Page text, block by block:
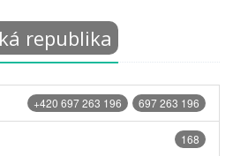
republika
697 263 196
+420 697 263 196
168